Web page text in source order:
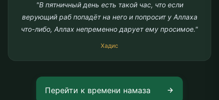
"В пятничный день есть такой час, что если
верующий раб попадёт на него и попросит у Аллаха
что-либо, Аллах непременно дарует ему просимое."
Хадис
Перейти к времени намаза